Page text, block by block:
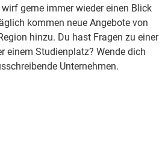
gerne immer wieder einen Blick
kommen neue Angebote von
hinzu. Du hast Fragen zu einer
einem Studienplatz? Wende dich
Unternehmen.